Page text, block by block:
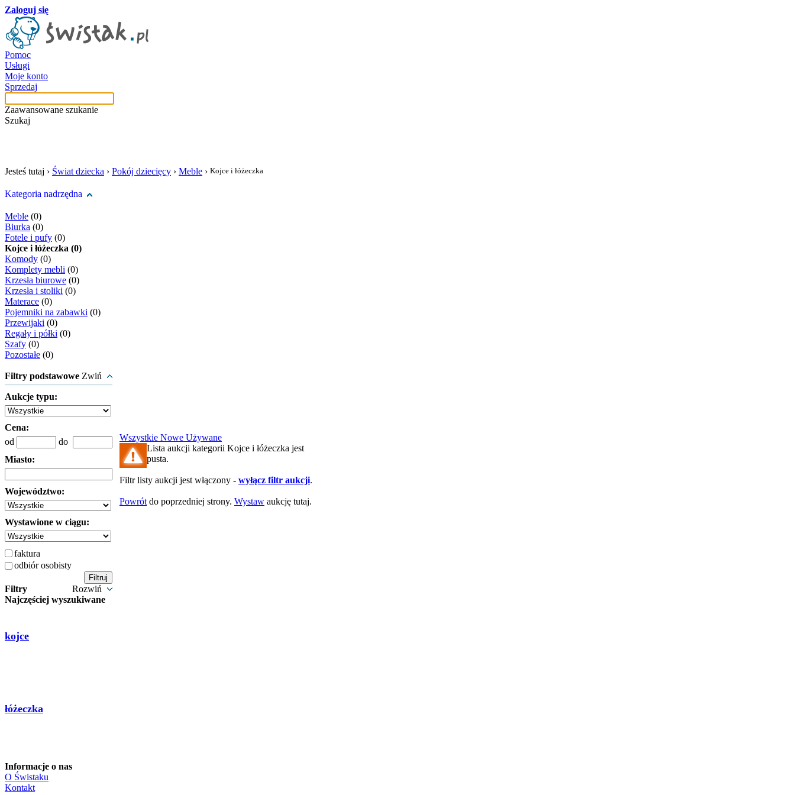
Zaloguj się
Pomoc
Usługi
Moje konto
Sprzedaj
Zaawansowane szukanie
Szukaj
Jesteś tutaj › Świat dziecka › Pokój dziecięcy › Meble › Kojce i łóżeczka
Kategoria nadrzędna
Meble (0)
Biurka (0)
Fotele i pufy (0)
Kojce i łóżeczka (0)
Komody (0)
Komplety mebli (0)
Krzesła biurowe (0)
Krzesła i stoliki (0)
Materace (0)
Pojemniki na zabawki (0)
Przewijaki (0)
Regały i półki (0)
Szafy (0)
Pozostałe (0)
Filtry podstawowe Zwiń
Aukcje typu:
Cena:
od
do
Miasto:
Województwo:
Wystawione w ciągu:
faktura
odbiór osobisty
Filtry
Rozwiń
Najczęściej wyszukiwane
kojce
łóżeczka
Wszystkie Nowe Używane
Lista aukcji kategorii Kojce i łóżeczka jest
pusta.
Filtr listy aukcji jest włączony - wyłącz filtr aukcji.
Powrót do poprzedniej strony. Wystaw aukcję tutaj.
Informacje o nas
O Świstaku
Kontakt